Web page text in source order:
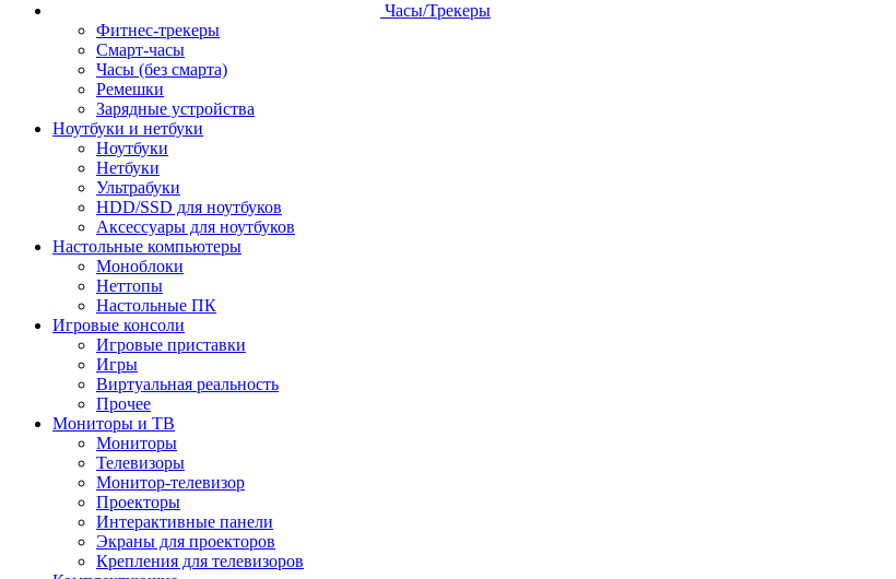
Часы/Трекеры
Фитнес-трекеры
Смарт-часы
Часы (без смарта)
Ремешки
Зарядные устройства
Ноутбуки и нетбуки
Ноутбуки
Нетбуки
Ультрабуки
HDD/SSD для ноутбуков
Аксессуары для ноутбуков
Настольные компьютеры
Моноблоки
Неттопы
Настольные ПК
Игровые консоли
Игровые приставки
Игры
Виртуальная реальность
Прочее
Мониторы и ТВ
Мониторы
Телевизоры
Монитор-телевизор
Проекторы
Интерактивные панели
Экраны для проекторов
Крепления для телевизоров